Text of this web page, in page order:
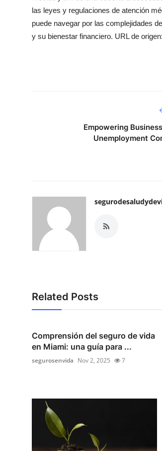
las leyes y regulaciones de atención
puede navegar por las complejidades
y su bienestar financiero. URL de
Empowering
Unemployment
Related Posts
Comprensión del seguro de vida
en Miami: una guía para ...
segurosenvida Nov 2, 2025 7